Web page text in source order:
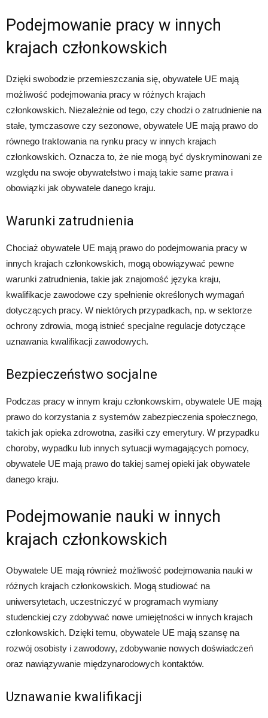
Podejmowanie pracy w innych
krajach członkowskich
Dzięki swobodzie przemieszczania się, obywatele UE mają
możliwość podejmowania pracy w różnych krajach
członkowskich. Niezależnie od tego, czy chodzi o zatrudnienie na
stałe, tymczasowe czy sezonowe, obywatele UE mają prawo do
równego traktowania na rynku pracy w innych krajach
członkowskich. Oznacza to, że nie mogą być dyskryminowani ze
względu na swoje obywatelstwo i mają takie same prawa i
obowiązki jak obywatele danego kraju.
Warunki zatrudnienia
Chociaż obywatele UE mają prawo do podejmowania pracy w
innych krajach członkowskich, mogą obowiązywać pewne
warunki zatrudnienia, takie jak znajomość języka kraju,
kwalifikacje zawodowe czy spełnienie określonych wymagań
dotyczących pracy. W niektórych przypadkach, np. w sektorze
ochrony zdrowia, mogą istnieć specjalne regulacje dotyczące
uznawania kwalifikacji zawodowych.
Bezpieczeństwo socjalne
Podczas pracy w innym kraju członkowskim, obywatele UE mają
prawo do korzystania z systemów zabezpieczenia społecznego,
takich jak opieka zdrowotna, zasiłki czy emerytury. W przypadku
choroby, wypadku lub innych sytuacji wymagających pomocy,
obywatele UE mają prawo do takiej samej opieki jak obywatele
danego kraju.
Podejmowanie nauki w innych
krajach członkowskich
Obywatele UE mają również możliwość podejmowania nauki w
różnych krajach członkowskich. Mogą studiować na
uniwersytetach, uczestniczyć w programach wymiany
studenckiej czy zdobywać nowe umiejętności w innych krajach
członkowskich. Dzięki temu, obywatele UE mają szansę na
rozwój osobisty i zawodowy, zdobywanie nowych doświadczeń
oraz nawiązywanie międzynarodowych kontaktów.
Uznawanie kwalifikacji